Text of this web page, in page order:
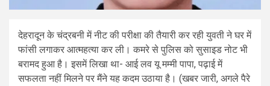
देहरादून के चंद्रबनी में नीट की परीक्षा की तैयारी कर रही युवती ने घर में
फांसी लगाकर आत्महत्या कर ली। कमरे से पुलिस को सुसाइड नोट भी
बरामद हुआ है। इसमें लिखा था- आई लव यू मम्मी पापा, पढ़ाई में
सफलता नहीं मिलने पर मैंने यह कदम उठाया है। (खबर जारी, अगले पैरे